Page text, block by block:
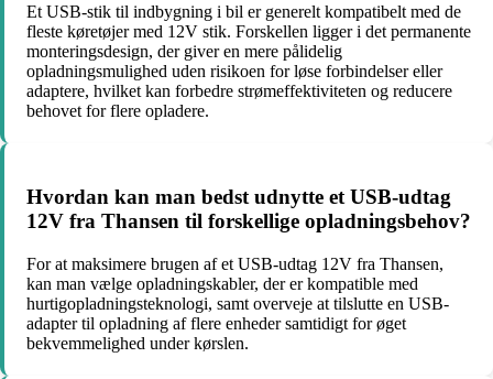
Et USB-stik til indbygning i bil er generelt kompatibelt med de
fleste køretøjer med 12V stik. Forskellen ligger i det permanente
monteringsdesign, der giver en mere pålidelig
opladningsmulighed uden risikoen for løse forbindelser eller
adaptere, hvilket kan forbedre strømeffektiviteten og reducere
behovet for flere opladere.
Hvordan kan man bedst udnytte et USB-udtag
12V fra Thansen til forskellige opladningsbehov?
For at maksimere brugen af et USB-udtag 12V fra Thansen,
kan man vælge opladningskabler, der er kompatible med
hurtigopladningsteknologi, samt overveje at tilslutte en USB-
adapter til opladning af flere enheder samtidigt for øget
bekvemmelighed under kørslen.